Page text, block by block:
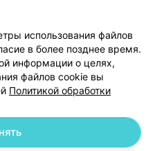
данных
| 220012, Республика Беларусь,
использования файлов
в более позднее время.
информации о целях,
файлов cookie вы
Политикой обработки